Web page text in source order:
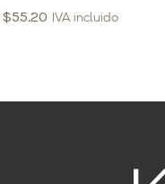
$55.20 IVA incluido